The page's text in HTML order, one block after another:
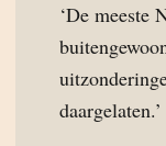
‘De meeste